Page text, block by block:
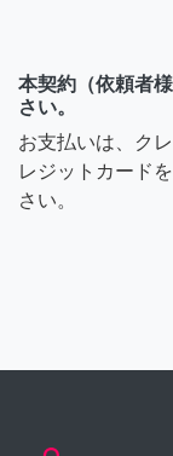
本契約（依頼者
さい。
お支払いは、ク
レジットカード
さい。